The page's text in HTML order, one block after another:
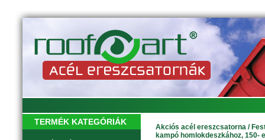
TERMÉK KATEGÓRIÁK
Akciós acél ereszcsatorna /
kampó homlokdeszkához, 150-